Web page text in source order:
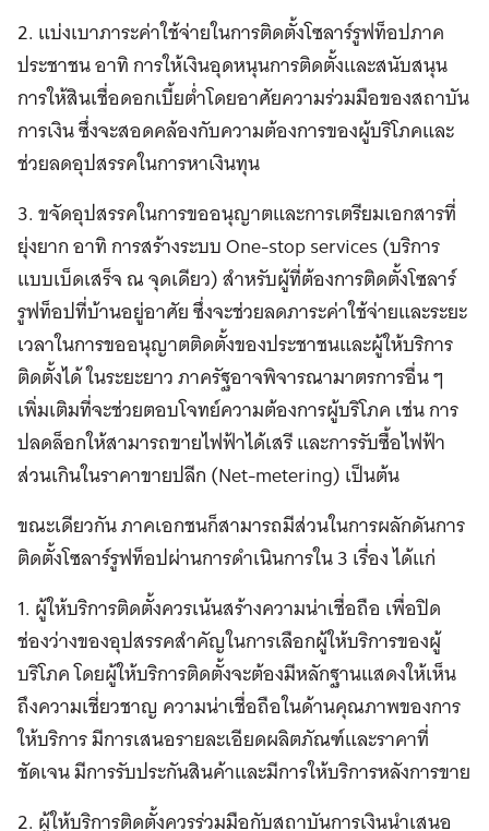
2. แบ่งเบาภาระค่าใช้จ่ายในการติดตั้งโซลาร์รูฟท็อปภาค
ประชาชน อาทิ การให้เงินอุดหนุนการติดตั้งและสนับสนุน
การให้สินเชื่อดอกเบี้ยต่ำโดยอาศัยความร่วมมือของสถาบัน
การเงิน ซึ่งจะสอดคล้องกับความต้องการของผู้บริโภคและ
ช่วยลดอุปสรรคในการหาเงินทุน
3. ขจัดอุปสรรคในการขออนุญาตและการเตรียมเอกสารที่
ยุ่งยาก อาทิ การสร้างระบบ One-stop services (บริการ
แบบเบ็ดเสร็จ ณ จุดเดียว) สำหรับผู้ที่ต้องการติดตั้งโซลาร์
รูฟท็อปที่บ้านอยู่อาศัย ซึ่งจะช่วยลดภาระค่าใช้จ่ายและระยะ
เวลาในการขออนุญาตติดตั้งของประชาชนและผู้ให้บริการ
ติดตั้งได้ ในระยะยาว ภาครัฐอาจพิจารณามาตรการอื่น ๆ
เพิ่มเติมที่จะช่วยตอบโจทย์ความต้องการผู้บริโภค เช่น การ
ปลดล็อกให้สามารถขายไฟฟ้าได้เสรี และการรับซื้อไฟฟ้า
ส่วนเกินในราคาขายปลีก (Net-metering) เป็นต้น
ขณะเดียวกัน ภาคเอกชนก็สามารถมีส่วนในการผลักดันการ
ติดตั้งโซลาร์รูฟท็อปผ่านการดำเนินการใน 3 เรื่อง ได้แก่
1. ผู้ให้บริการติดตั้งควรเน้นสร้างความน่าเชื่อถือ เพื่อปิด
ช่องว่างของอุปสรรคสำคัญในการเลือกผู้ให้บริการของผู้
บริโภค โดยผู้ให้บริการติดตั้งจะต้องมีหลักฐานแสดงให้เห็น
ถึงความเชี่ยวชาญ ความน่าเชื่อถือในด้านคุณภาพของการ
ให้บริการ มีการเสนอรายละเอียดผลิตภัณฑ์และราคาที่
ชัดเจน มีการรับประกันสินค้าและมีการให้บริการหลังการขาย
2. ผู้ให้บริการติดตั้งควรร่วมมือกับสถาบันการเงินนำเสนอ